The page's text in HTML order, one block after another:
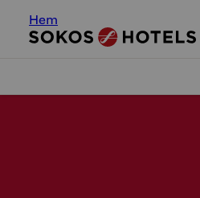
Hem